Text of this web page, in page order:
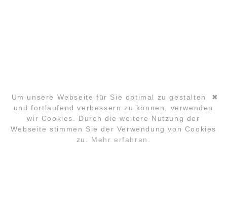
Navigation
FAQ LOCATION
COPYRIGHT ©2026 GLOBAL LAUGHTER YOGA
CONFERENCE
✖
Um unsere Webseite für Sie optimal zu gestalten
und fortlaufend verbessern zu können, verwenden
wir Cookies. Durch die weitere Nutzung der
Webseite stimmen Sie der Verwendung von Cookies
zu. Mehr erfahren.